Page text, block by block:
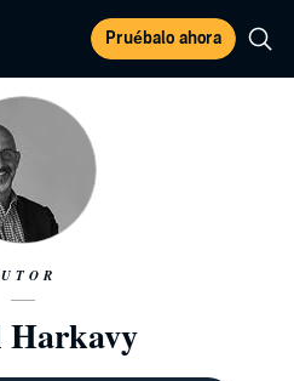
Pruébalo ahora
Harkavy